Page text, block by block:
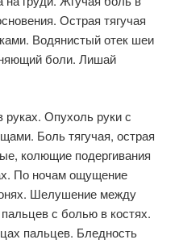
Острая тягучая
Водянистый отек шеи
боли. Лишай
руках. Опухоль руки с
Боль тягучая, острая
колющие подергивания
По ночам ощущение
Шелушение между
с болью в костях.
пальцев. Бледность